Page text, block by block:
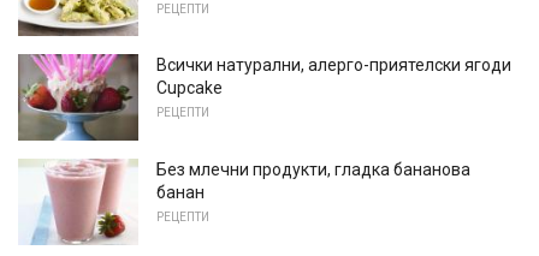
РЕЦЕПТИ
Всички натурални, алерго-приятелски ягоди
Cupcake
РЕЦЕПТИ
Без млечни продукти, гладка бананова
банан
РЕЦЕПТИ